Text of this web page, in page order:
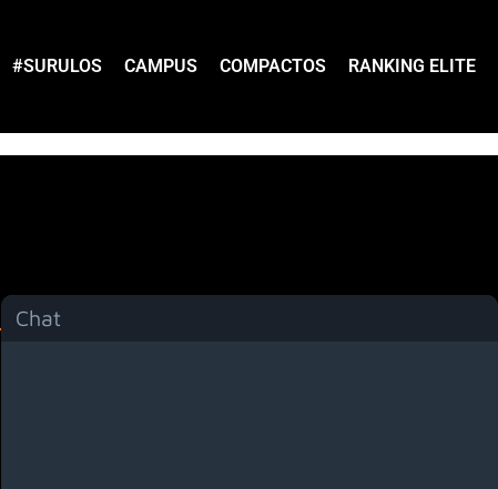
#SURULOS CAMPUS COMPACTOS RANKING ELITE
Chat